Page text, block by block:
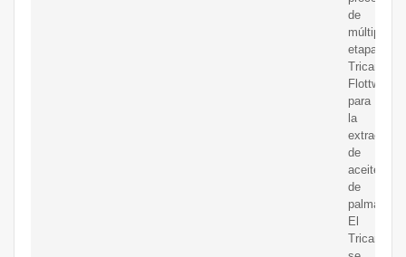
de
múltiples
etapas.
Tricanter®
Flottweg
para
la
extracción
de
aceite
de
palma
El
Tricanter®